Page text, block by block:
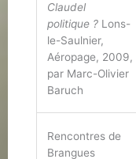
Claudel
politique ? Lons-
le-Saulnier,
Aéropage, 2009,
par Marc-Olivier
Baruch
Rencontres de
Brangues